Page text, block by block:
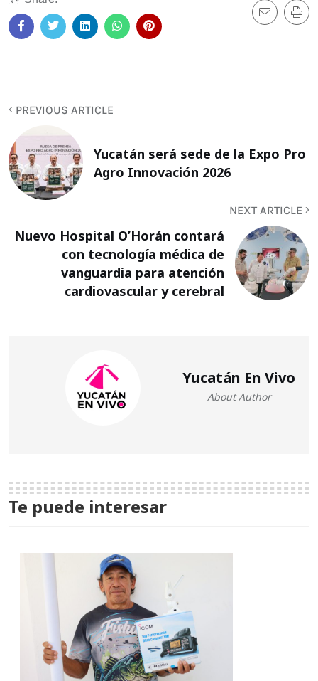
PREVIOUS ARTICLE
Yucatán será sede de la Expo Pro
Agro Innovación 2026
NEXT ARTICLE
Nuevo Hospital O’Horán contará
con tecnología médica de
vanguardia para atención
cardiovascular y cerebral
Yucatán En Vivo
About Author
Te puede interesar